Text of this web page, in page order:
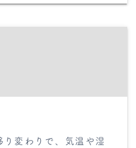
変わりで、気温や湿